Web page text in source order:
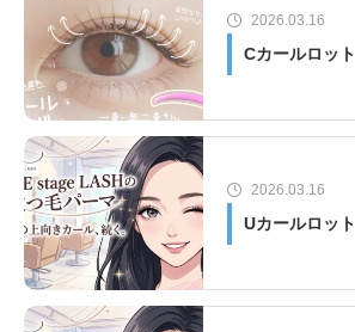
2026.03.16
Cカールロット
2026.03.16
Uカールロット